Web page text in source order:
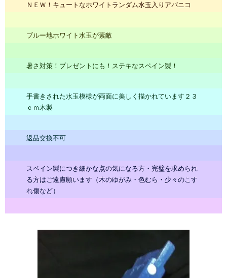
ＮＥＷ！キュートなホワイトランダム水玉入りアバニコ
ブルー地ホワイト水玉が素敵
暑さ対策！プレゼントにも！ステキなスペイン製！
手書きされた水玉模様が両面に美しく描かれています２３
ｃｍ木製
返品交換不可
スペイン製につき細かな点の気になる方・完璧を求められ
る方はご遠慮願います（木のゆがみ・色むら・少々のこす
れ傷など）